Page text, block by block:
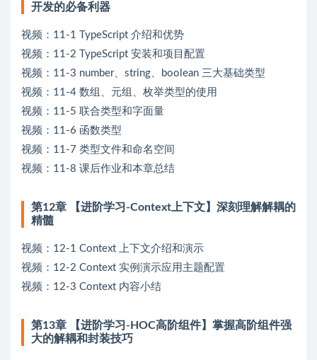
开发的必备利器
视频：11-1 TypeScript 介绍和优势
视频：11-2 TypeScript 安装和项目配置
视频：11-3 number、string、boolean 三大基础类型
视频：11-4 数组、元组、枚举类型的使用
视频：11-5 联合类型和字面量
视频：11-6 函数类型
视频：11-7 类型文件和命名空间
视频：11-8 课后作业和本章总结
第12章 【进阶学习-Context上下文】深刻理解解耦的
精髓
视频：12-1 Context 上下文介绍和演示
视频：12-2 Context 实例演示应用主题配置
视频：12-3 Context 内容小结
第13章 【进阶学习-HOC高阶组件】掌握高阶组件强
大的解耦和封装技巧